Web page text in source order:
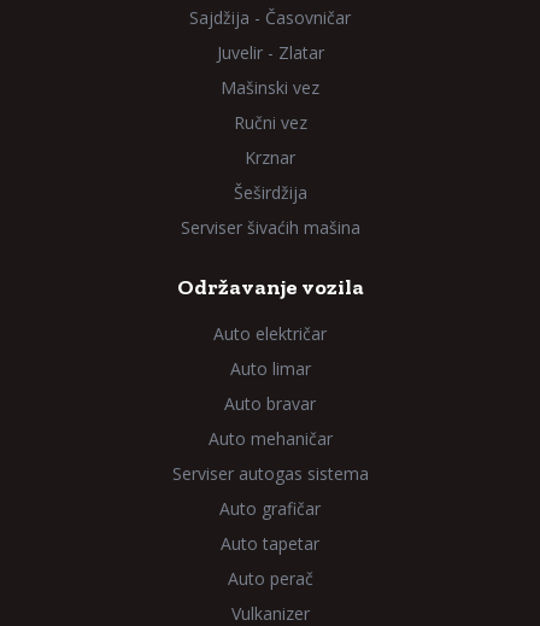
Sajdžija - Časovničar
Juvelir - Zlatar
Mašinski vez
Ručni vez
Krznar
Šeširdžija
Serviser šivaćih mašina
Održavanje vozila
Auto električar
Auto limar
Auto bravar
Auto mehaničar
Serviser autogas sistema
Auto grafičar
Auto tapetar
Auto perač
Vulkanizer